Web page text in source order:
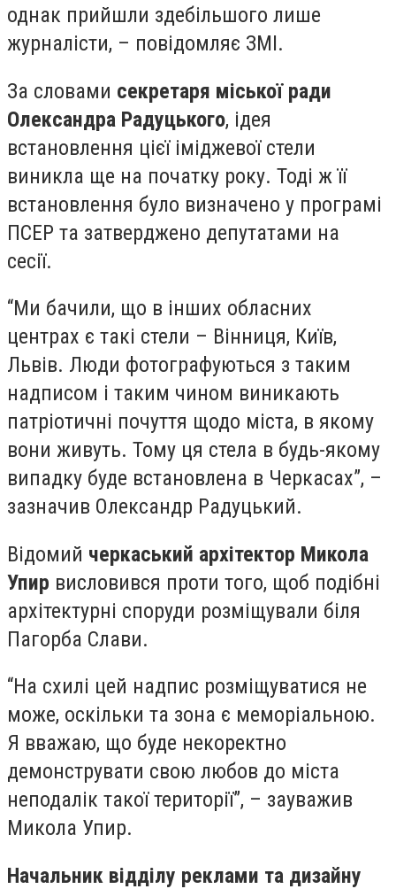
однак прийшли здебільшого лише
журналісти, – повідомляє ЗМІ.
За словами секретаря міської ради
Олександра Радуцького, ідея
встановлення цієї іміджевої стели
виникла ще на початку року. Тоді ж її
встановлення було визначено у програмі
ПСЕР та затверджено депутатами на
сесії.
“Ми бачили, що в інших обласних
центрах є такі стели – Вінниця, Київ,
Львів. Люди фотографуються з таким
надписом і таким чином виникають
патріотичні почуття щодо міста, в якому
вони живуть. Тому ця стела в будь-якому
випадку буде встановлена в Черкасах”, –
зазначив Олександр Радуцький.
Відомий черкаський архітектор Микола
Упир висловився проти того, щоб подібні
архітектурні споруди розміщували біля
Пагорба Слави.
“На схилі цей надпис розміщуватися не
може, оскільки та зона є меморіальною.
Я вважаю, що буде некоректно
демонструвати свою любов до міста
неподалік такої території”, – зауважив
Микола Упир.
Начальник відділу реклами та дизайну